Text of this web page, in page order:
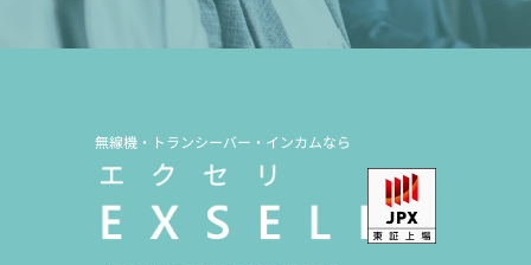
無線機・トランシーバー・インカムなら